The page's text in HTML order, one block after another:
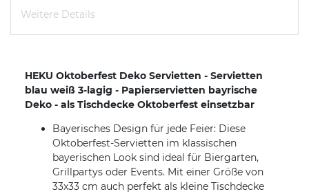
Weitere Details
HEKU Oktoberfest Deko Servietten - Servietten
blau weiß 3-lagig - Papierservietten bayrische
Deko - als Tischdecke Oktoberfest einsetzbar
Bayerisches Design für jede Feier: Diese
Oktoberfest-Servietten im klassischen
bayerischen Look sind ideal für Biergarten,
Grillpartys oder Events. Mit einer Größe von
33x33 cm auch perfekt als kleine Tischdecke